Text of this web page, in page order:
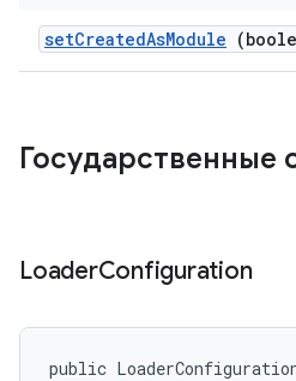
setCreatedAsModule
Государственные
LoaderConfiguration
public